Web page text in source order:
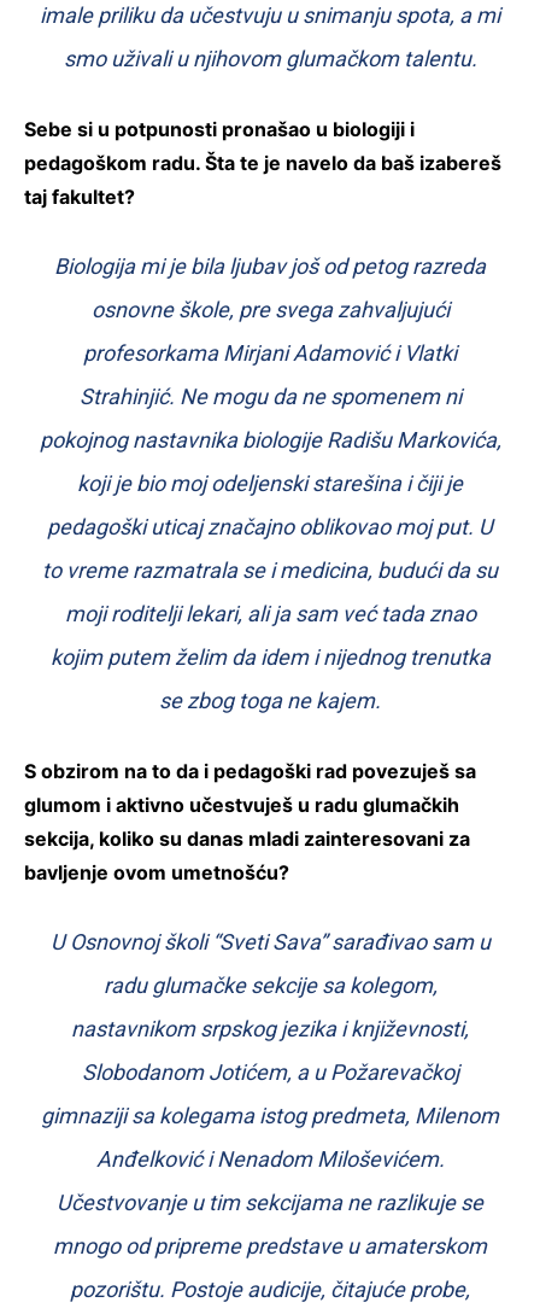
imale priliku da učestvuju u snimanju spota, a mi
smo uživali u njihovom glumačkom talentu.
Sebe si u potpunosti pronašao u biologiji i
pedagoškom radu. Šta te je navelo da baš izabereš
taj fakultet?
Biologija mi je bila ljubav još od petog razreda
osnovne škole, pre svega zahvaljujući
profesorkama Mirjani Adamović i Vlatki
Strahinjić. Ne mogu da ne spomenem ni
pokojnog nastavnika biologije Radišu Markovića,
koji je bio moj odeljenski starešina i čiji je
pedagoški uticaj značajno oblikovao moj put. U
to vreme razmatrala se i medicina, budući da su
moji roditelji lekari, ali ja sam već tada znao
kojim putem želim da idem i nijednog trenutka
se zbog toga ne kajem.
S obzirom na to da i pedagoški rad povezuješ sa
glumom i aktivno učestvuješ u radu glumačkih
sekcija, koliko su danas mladi zainteresovani za
bavljenje ovom umetnošću?
U Osnovnoj školi “Sveti Sava” sarađivao sam u
radu glumačke sekcije sa kolegom,
nastavnikom srpskog jezika i književnosti,
Slobodanom Jotićem, a u Požarevačkoj
gimnaziji sa kolegama istog predmeta, Milenom
Anđelković i Nenadom Miloševićem.
Učestvovanje u tim sekcijama ne razlikuje se
mnogo od pripreme predstave u amaterskom
pozorištu. Postoje audicije, čitajuće probe,